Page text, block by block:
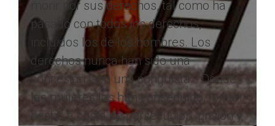
morir por sus derechos, tal como ha
pasado con todos los derechos,
incluidos los de los hombres. Los
derechos nunca han sido una
concesión, son una conquista… Donde
las mujeres los han conseguido, lo han
hecho a costa de persecución, prisión y